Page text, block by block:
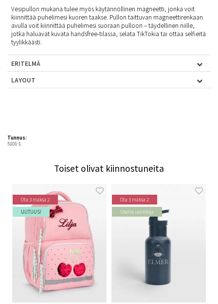
Vesipullon mukana tulee myös käytännöllinen magneetti, jonka voit
kiinnittää puhelimesi kuoren taakse. Pullon taittuvan magneettirenkaan
avulla voit kiinnittää puhelimesi suoraan pulloon – täydellinen niille,
jotka haluavat kuvata handsfree-tilassa, selata TikTokia tai ottaa selfieitä
tyylikkäästi.
ERITELMÄ
LAYOUT
Tunnus:
5101-1
Toiset olivat kiinnostuneita
Ota 3 maksa 2
UUTUUS!
Ota 3 maksa 2
Useita valintoja